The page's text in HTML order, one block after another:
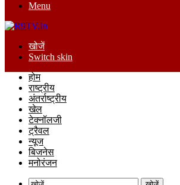
Menu
खोजें
Switch skin
होम
राष्ट्रीय
अंतर्राष्ट्रीय
खेल
टेक्नॉलजी
ट्रैवल
न्यूज
बिजनेस
मनोरंजन